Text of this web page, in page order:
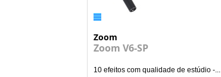
Zoom
Zoom V6-SP
10 efeitos com qualidade de estúdio -...